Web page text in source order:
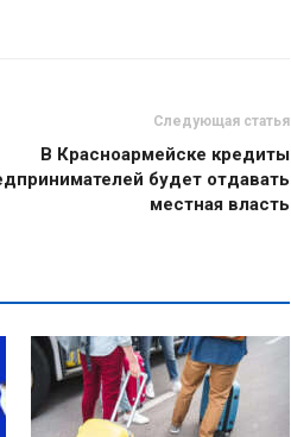
Следующая статья
В Красноармейске кредиты
будет отдавать
местная власть